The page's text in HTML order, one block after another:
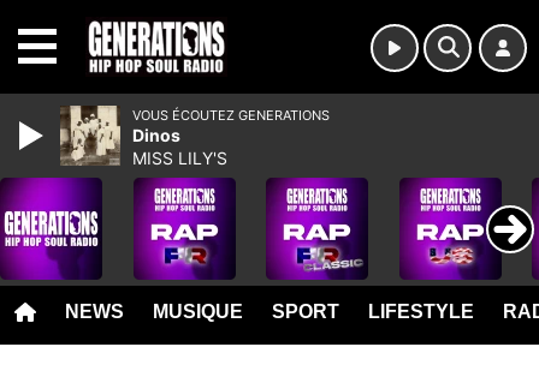
NEWS MUSIQUE SPORT LIFESTYLE
VOUS ÉCOUTEZ GENERATIONS
Dinos
MISS LILY'S